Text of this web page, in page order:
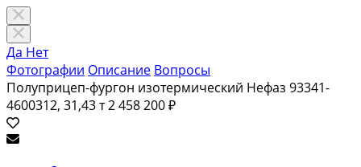
Да Нет
Фотографии Описание Вопросы
Полуприцеп-фургон изотермический Нефаз 93341-
4600312, 31,43 т2 458 200 ₽